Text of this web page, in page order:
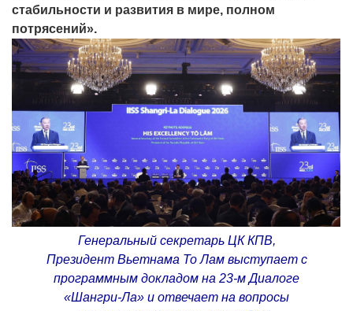
стабильности и развития в мире, полном
потрясений».
Генеральный секретарь ЦК КПВ,
Президент Вьетнама То Лам выступает с
программным докладом на 23-м Диалоге
«Шангри-Ла» и отвечает на вопросы